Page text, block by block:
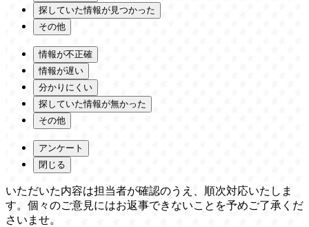
探していた情報が見つかった
その他
情報が不正確
情報が遅い
分かりにくい
探していた情報が無かった
その他
アンケート
閉じる
いただいた内容は担当者が確認のうえ、順次対応いたしま
す。個々のご意見にはお返事できないことを予めご了承くだ
さいませ。